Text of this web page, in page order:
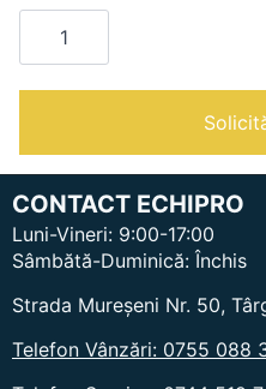
Cantitate
SINGLE
3
-
30
-
22.5
mm)
|
CONTACT ECHIPRO
Luni-Vineri: 9:00-17:00
Sâmbătă-Duminică: Închis
Strada Mureșeni Nr. 50,
Telefon Vânzări: 0755 088